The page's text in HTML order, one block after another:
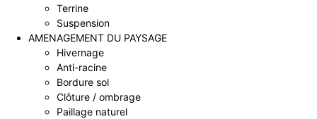
Terrine
Suspension
AMENAGEMENT DU PAYSAGE
Hivernage
Anti-racine
Bordure sol
Clôture / ombrage
Paillage naturel